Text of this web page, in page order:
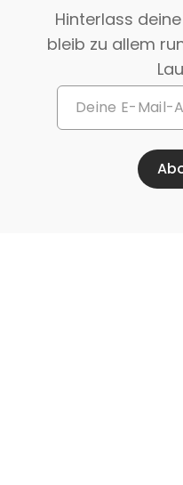
Hinterlass
bleib zu allem